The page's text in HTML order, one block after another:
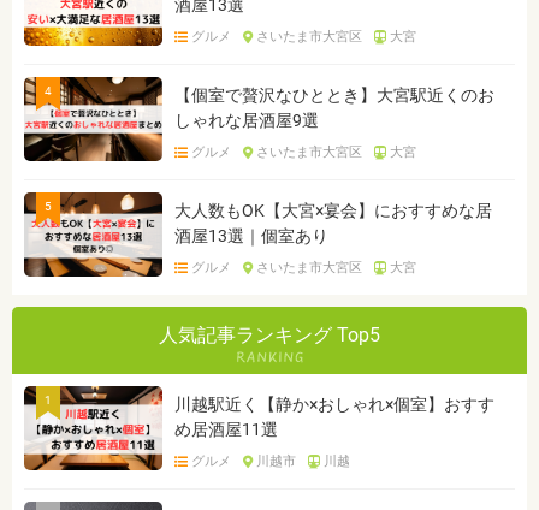
酒屋13選
グルメ さいたま市大宮区 大宮
4
【個室で贅沢なひととき】大宮駅近くのお
しゃれな居酒屋9選
グルメ さいたま市大宮区 大宮
5
大人数もOK【大宮×宴会】におすすめな居
酒屋13選｜個室あり
グルメ さいたま市大宮区 大宮
人気記事ランキング Top5
1
川越駅近く【静か×おしゃれ×個室】おすす
め居酒屋11選
グルメ 川越市 川越